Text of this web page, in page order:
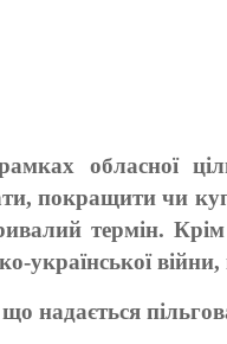
обласної
покращити чи
термін.
української
надається